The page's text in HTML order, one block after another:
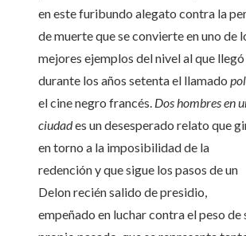
en este furibundo alegato contra la
de muerte que se convierte en uno de
mejores ejemplos del nivel al que llegó
durante los años setenta el llamado
el cine negro francés. Dos hombres en
ciudades un desesperado relato que
en torno a la imposibilidad de la
redención y que sigue los pasos de un
Delon recién salido de presidio,
empeñado en luchar contra el peso de